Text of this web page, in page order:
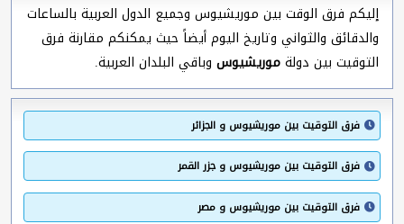
إليكم فرق الوقت بين موريشيوس وجميع الدول العربية بالساعات
والدقائق والثواني وتاريخ اليوم أيضاً حيث يمكنكم مقارنة فرق
التوقيت بين دولةموريشيوس وباقي البلدان العربية.
فرق التوقيت بين موريشيوس و الجزائر
فرق التوقيت بين موريشيوس و جزر القمر
فرق التوقيت بين موريشيوس و مصر